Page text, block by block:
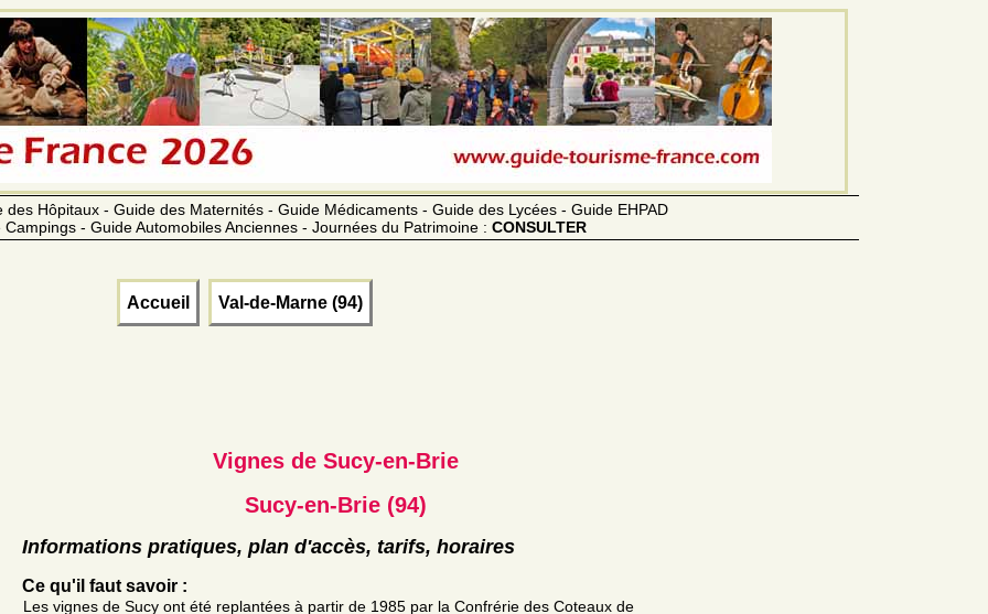
Hôpitaux - Guide des Maternités - Guide Médicaments - Guide des Lycées - Guide EHPAD
- Guide Automobiles Anciennes - Journées du Patrimoine : CONSULTER
Accueil Val-de-Marne (94)
Vignes de Sucy-en-Brie
Sucy-en-Brie (94)
Informations pratiques, plan d'accès, tarifs, horaires
Ce qu'il faut savoir :
Les vignes de Sucy ont été replantées à partir de 1985 par la Confrérie des Coteaux de